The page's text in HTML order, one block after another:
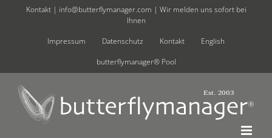
Kontakt | info@butterflymanager.com | Wir melden uns sofort bei
Ihnen
Impressum Datenschutz Kontakt
English
butterflymanager® Pool